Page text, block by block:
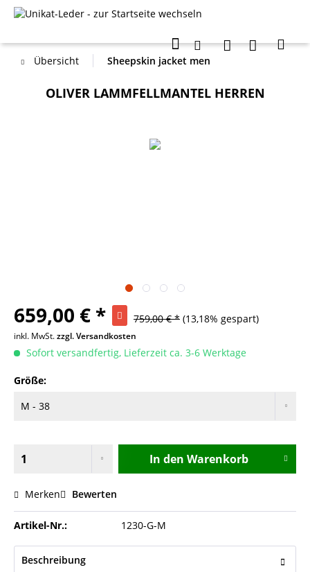
Übersicht Sheepskin jacket men
OLIVER LAMMFELLMANTEL HERREN
659,00 € * 759,00 € * (13,18% gespart)
inkl. MwSt.zzgl. Versandkosten
Sofort versandfertig, Lieferzeit ca. 3-6 Werktage
Größe:
In den Warenkorb
Merken Bewerten
Artikel-Nr.: 1230-G-M
Beschreibung